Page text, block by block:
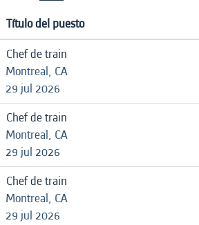
Título del puesto
Chef de train
Montreal, CA
29 jul 2026
Chef de train
Montreal, CA
29 jul 2026
Chef de train
Montreal, CA
29 jul 2026